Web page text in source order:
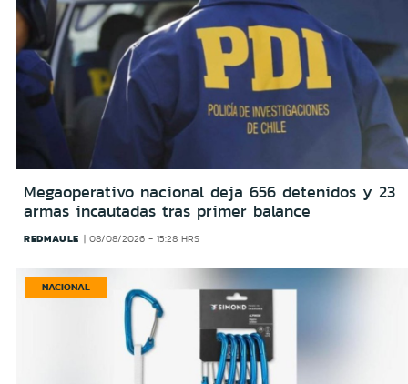
Megaoperativo nacional deja 656 detenidos y 23
armas incautadas tras primer balance
REDMAULE 08/08/2026 - 15:28 HRS
NACIONAL